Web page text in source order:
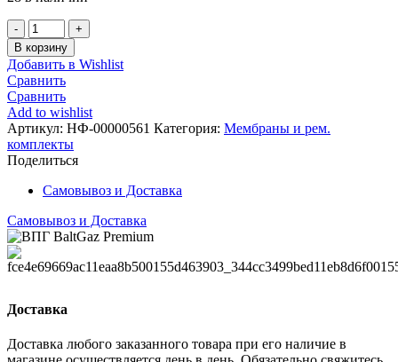
Количество
Ремкомплект
НЕВА
5514
силикон
NEVA
LUX
4011/5611/5514/6011/6014
В корзину
Добавить в Wishlist
Сравнить
Сравнить
Add to wishlist
Артикул: НФ-00000561 Категория: Мембраны и рем.
комплекты
Поделиться
Самовывоз и Доставка
Самовывоз и Доставка
Доставка
Доставка любого заказанного товара при его наличие в